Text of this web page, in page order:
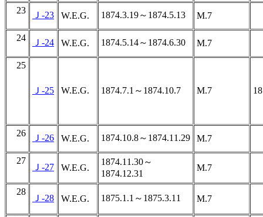
23 Ｊ-23 W.E.G. 1874.3.19～1874.5.13 M.7
24 Ｊ-24 W.E.G. 1874.5.14～1874.6.30 M.7
25
Ｊ-25 W.E.G. 1874.7.1～1874.10.7 M.7
26 Ｊ-26 W.E.G. 1874.10.8～1874.11.29 M.7
27
Ｊ-27 W.E.G.
1874.11.30～
1874.12.31
M.7
28
Ｊ-28 W.E.G. 1875.1.1～1875.3.11 M.7